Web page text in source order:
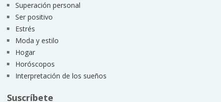
Superación personal
Ser positivo
Estrés
Moda y estilo
Hogar
Horóscopos
Interpretación de los sueños
Suscríbete